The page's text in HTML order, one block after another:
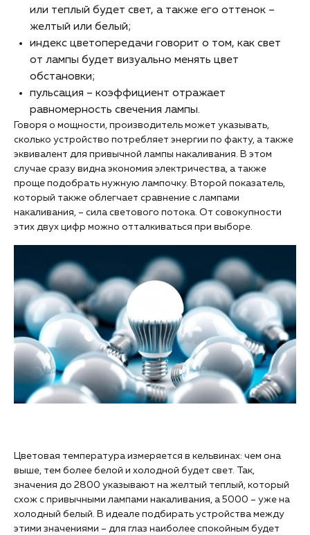
или теплый будет свет, а также его оттенок –
желтый или белый;
индекс цветопередачи говорит о том, как свет
от лампы будет визуально менять цвет
обстановки;
пульсация – коэффициент отражает
равномерность свечения лампы.
Говоря о мощности, производитель может указывать,
сколько устройство потребляет энергии по факту, а также
эквивалент для привычной лампы накаливания. В этом
случае сразу видна экономия электричества, а также
проще подобрать нужную лампочку. Второй показатель,
который также облегчает сравнение с лампами
накаливания, – сила светового потока. От совокупности
этих двух цифр можно отталкиваться при выборе.
Цветовая температура измеряется в кельвинах: чем она
выше, тем более белой и холодной будет свет. Так,
значения до 2800 указывают на желтый теплый, который
схож с привычными лампами накаливания, а 5000 – уже на
холодный белый. В идеале подбирать устройства между
этими значениями – для глаз наиболее спокойным будет